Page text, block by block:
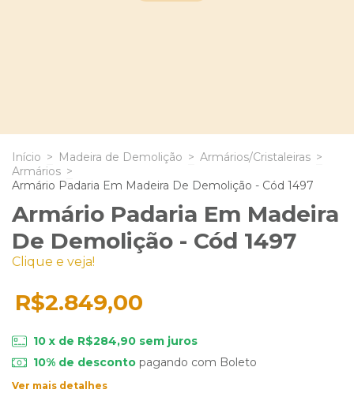
Início > Madeira de Demolição > Armários/Cristaleiras >
Armários >
Armário Padaria Em Madeira De Demolição - Cód 1497
Armário Padaria Em Madeira
De Demolição - Cód 1497
Clique e veja!
R$2.849,00
10 x de R$284,90 sem juros
10% de descontopagando com Boleto
Ver mais detalhes